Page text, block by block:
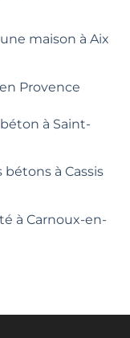
maison à Aix
Provence
à Saint-
à Cassis
à Carnoux-en-